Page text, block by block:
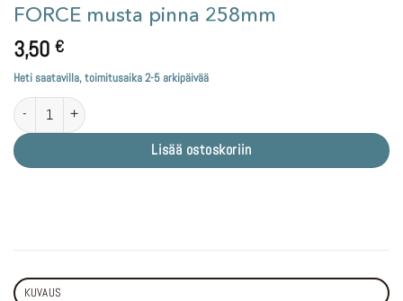
FORCE musta pinna 258mm
3,50 €
Heti saatavilla, toimitusaika 2-5 arkipäivää
FORCE musta pinna 258mm määrä
Lisää ostoskoriin
KUVAUS